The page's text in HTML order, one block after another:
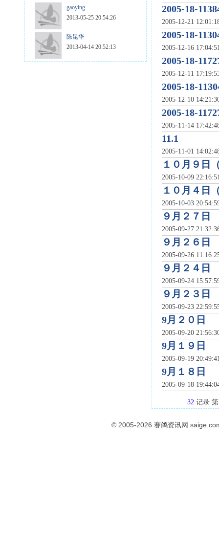
gaoying
2013-05-25 20:54:26
陈昆华
2013-04-14 20:52:13
2005-18-
2005-12-21
2005-18-
2005-12-16
2005-18-
2005-12-11
2005-18-
2005-12-10
2005-18-
2005-11-14
11.1
2005-11-01
１０月９日
2005-10-09
１０月４日
2005-10-03
９月２７日
2005-09-27
９月２６日
2005-09-26
９月２４日
2005-09-24
９月２３日
2005-09-23
9月２０日
2005-09-20
9月１９日
2005-09-19
9月１８日
2005-09-18
32记录
© 2005-2026 赛鸽资讯网